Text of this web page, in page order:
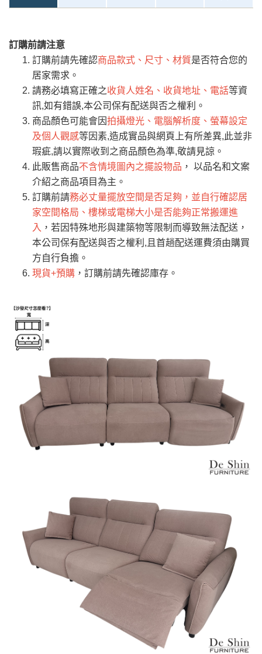
訂購前請注意
訂購前請先確認商品款式、尺寸、材質是否符合您的
居家需求。
請務必填寫正確之收貨人姓名、收貨地址、電話等資
訊,如有錯誤,本公司保有配送與否之權利。
商品顏色可能會因拍攝燈光、電腦解析度、螢幕設定
及個人觀感等因素,造成實品與網頁上有所差異,此並非
瑕疵,請以實際收到之商品顏色為準,敬請見諒。
此販售商品不含情境圖內之擺設物品 ， 以品名和文案
介紹之商品項目為主。
訂購前請務必丈量擺放空間是否足夠，並自行確認居
家空間格局、樓梯或電梯大小是否能夠正常搬運進
入 ，若因特殊地形與建築物等限制而導致無法配送，
本公司保有配送與否之權利,且首趟配送運費須由購買
方自行負擔。
現貨+預購 ，訂購前請先確認庫存。
運 費 說 明
運送地區 運送費用
偏遠地區
（請先線上詢問 LINE
→@dershin ）
桃園
免 運
＊A108產品另收運費
復興鄉
新竹
峨眉鄉、五峰鄉、
橫山、北埔鄉、尖
石鄉、寶山鄉山
區、新埔山區、芎
新北
石門、林口 下福
里、新店山區、三
峽山區、石碇、坪
林、福隆、淡水山
區、北投湖山路、
深坑山區
NT$500元
＊A108產品另收運費
$ 9,000以上：免
運費
$ 9,000以下：
NT$500元
＊A108產品另收運費
卓蘭鎮、三灣、通
霄山區、西湖、泰
安鄉、大湖鄉、頭
屋、獅潭鄉
配送天數：5~14天
到貨時間：指定送貨日當天以電話聯絡確認
注意事項：
由於品項繁多，網頁無法及時更新，如有需
要購買商品，請於出發前來電或到「官方
Line客服」來信確認商品是否有「現貨」與
「金額」。
若商品價格或庫存有異常，商家有權取消訂
單。部分網路商品恕無法更改原設計或客製，敬請
見諒！
接單後二日內(不含例假日)，我們客服會與您
電話聯絡或E-Mail通知確認訂單。
（線上客
服 LINE → @dershin）
下單前先詢問是否現貨 ，若未詢問下單後無
現貨我們客服會再來電或E-Mail與您聯絡
（洽詢方式請搜尋 Line ID →
配送範圍：
地型限制(山區、鄉、鎮、村)、樓梯太小、無
法搬運上樓等因素，導致無法配送，
本公司
保有出貨的權利。
保護物流人員的工作安全，賣家無提供吊掛
服務，若需以吊車或其他的吊掛方式吊運，
費用將由買方自行支付。
因大型傢俱有組裝、配送的問題，並非一般
機當天到貨前皆會再與您通知，讓你不用整
天在家等貨，以節省您的寶貴時間。
由於百貨公司配送較為不易，故暫無法配送
至百貨公司內部。
發票寄送：
若您選擇三聯式或索取兩聯式發票，發票將於商品
完成出貨15個工作天另行寄出，另外約加上2~7個
工作天內送達，如遇國定假日將順延寄送。
0/5 (0)筆
全部 依評論高至低排列
依評論低至高排列 只顯示附上圖片
只顯示附上評論